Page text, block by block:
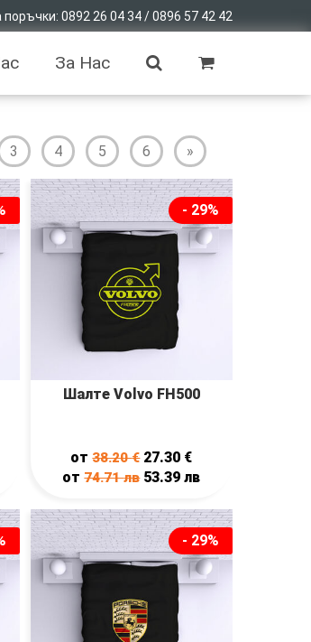
поръчки: 0892 26 04 34 / 0896 57 42 42
За Нас
3 4 5 6 »
- 29%
Шалте Volvo FH500
от38.20€ 27.30 €
от74.71лв 53.39лв
- 29%